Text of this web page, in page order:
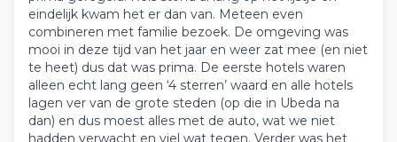
eindelijk kwam het er dan van. Meteen even
combineren met familie bezoek. De omgeving was
mooi in deze tijd van het jaar en weer zat mee (en niet
te heet) dus dat was prima. De eerste hotels waren
alleen echt lang geen ‘4 sterren’ waard en alle hotels
lagen ver van de grote steden (op die in Ubeda na
dan) en dus moest alles met de auto, wat we niet
hadden verwacht en viel wat tegen. Verder was het